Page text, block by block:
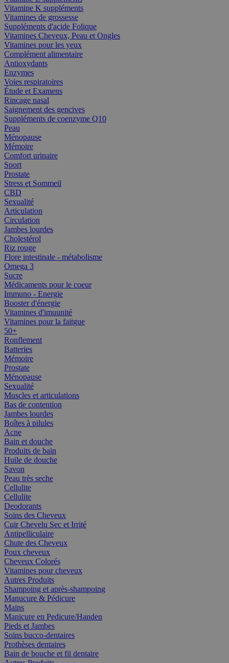
Vitamine K suppléments
Vitamines de grossesse
Suppléments d'acide Folique
Vitamines Cheveux, Peau et Ongles
Vitamines pour les yeux
Complément alimentaire
Antioxydants
Enzymes
Voies respiratoires
Étude et Examens
Rincage nasal
Saignement des gencives
Suppléments de coenzyme Q10
Peau
Ménopause
Mémoire
Comfort urinaire
Sport
Prostate
Stress et Sommeil
CBD
Sexualité
Articulation
Circulation
Jambes lourdes
Cholestérol
Riz rouge
Flore intestinale - métabolisme
Omega 3
Sucre
Médicaments pour le coeur
Immuno - Energie
Booster d'énergie
Vitamines d'imuunité
Vitamines pour la faitgue
50+
Ronflement
Batteries
Mémoire
Prostate
Ménopause
Sexualité
Muscles et articulations
Bas de contention
Jambes lourdes
Boîtes à pilules
Acne
Bain et douche
Produits de bain
Huile de douche
Savon
Peau très seche
Cellulite
Cellulite
Deodorants
Soins des Cheveux
Cuir Chevelu Sec et Irrité
Antipelliculaire
Chute des Cheveux
Poux cheveux
Cheveux Colorés
Vitamines pour cheveux
Autres Produits
Shampoing et après-shampoing
Manucure & Pédicure
Mains
Manicure en Pedicure/Handen
Pieds et Jambes
Soins bucco-dentaires
Prothèses dentaires
Bain de bouche et fil dentaire